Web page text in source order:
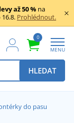
až 50 % na
Prohlédnout.
0
MENU
HLEDAT
do pasu